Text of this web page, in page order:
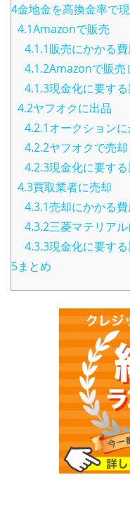
4金地金を高換金率で
4.1Amazonで販売
4.1.1販売にかかる費
4.1.2Amazonで販売
4.1.3現金化に要す
4.2ヤフオクに出品
4.2.1オークション
4.2.2ヤフオクで売
4.2.3現金化に要す
4.3買取業者に売却
4.3.1売却にかかる費
4.3.2三菱マテリア
4.3.3現金化に要す
5まとめ